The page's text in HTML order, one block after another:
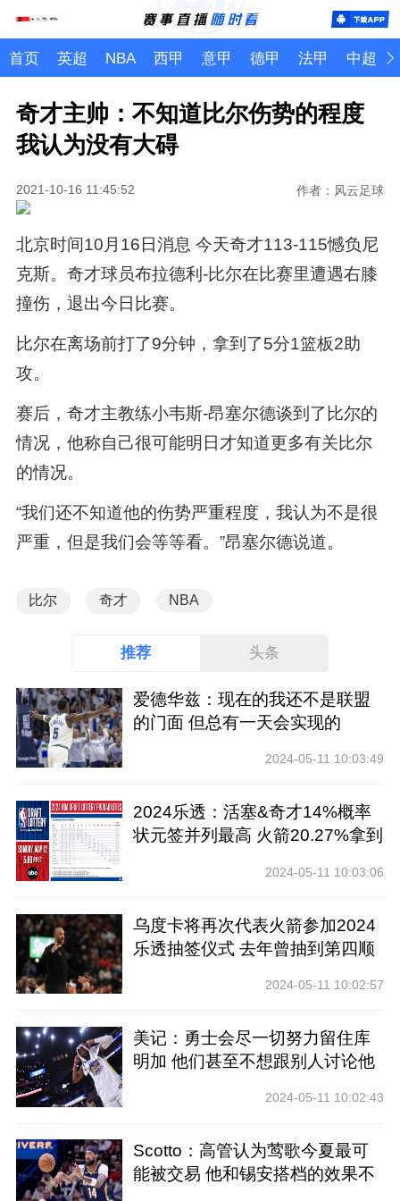
首页 英超 NBA 西甲 意甲 德甲 法甲 中超
奇才主帅：不知道比尔伤势的程度
我认为没有大碍
2021-10-16 11:45:52 作者：风云足球
北京时间10月16日消息 今天奇才113-115憾负尼
克斯。奇才球员布拉德利-比尔在比赛里遭遇右膝
撞伤，退出今日比赛。
比尔在离场前打了9分钟，拿到了5分1篮板2助
攻。
赛后，奇才主教练小韦斯-昂塞尔德谈到了比尔的
情况，他称自己很可能明日才知道更多有关比尔
的情况。
“我们还不知道他的伤势严重程度，我认为不是很
严重，但是我们会等等看。”昂塞尔德说道。
比尔 奇才 NBA
推荐 头条
爱德华兹：现在的我还不是联盟
的门面 但总有一天会实现的
2024-05-11 10:03:49
2024乐透：活塞&奇才14%概率
状元签并列最高 火箭20.27%拿到
2024-05-11 10:03:06
乌度卡将再次代表火箭参加2024
乐透抽签仪式 去年曾抽到第四顺
2024-05-11 10:02:57
美记：勇士会尽一切努力留住库
明加 他们甚至不想跟别人讨论他
2024-05-11 10:02:43
Scotto：高管认为莺歌今夏最可
能被交易 他和锡安搭档的效果不